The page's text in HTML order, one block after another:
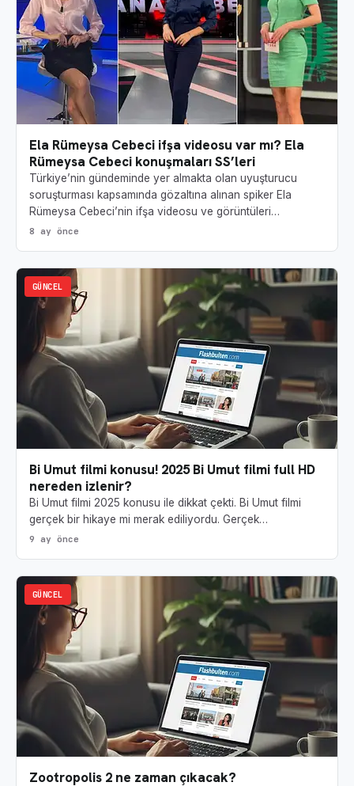
Ela Rümeysa Cebeci ifşa videosu var mı? Ela
Rümeysa Cebeci konuşmaları SS’leri
Türkiye’nin gündeminde yer almakta olan uyuşturucu
soruşturması kapsamında gözaltına alınan spiker Ela
Rümeysa Cebeci’nin ifşa videosu ve görüntüleri…
8 ay önce
GÜNCEL
Bi Umut filmi konusu! 2025 Bi Umut filmi full HD
nereden izlenir?
Bi Umut filmi 2025 konusu ile dikkat çekti. Bi Umut filmi
gerçek bir hikaye mi merak ediliyordu. Gerçek…
9 ay önce
GÜNCEL
Zootropolis 2 ne zaman çıkacak?